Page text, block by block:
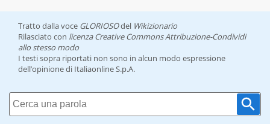
Tratto dalla voce GLORIOSOdel Wikizionario
Rilasciato con licenza Creative Commons Attribuzione-Condividi
allo stesso modo
I testi sopra riportati non sono in alcun modo espressione
dell’opinione di Italiaonline S.p.A.